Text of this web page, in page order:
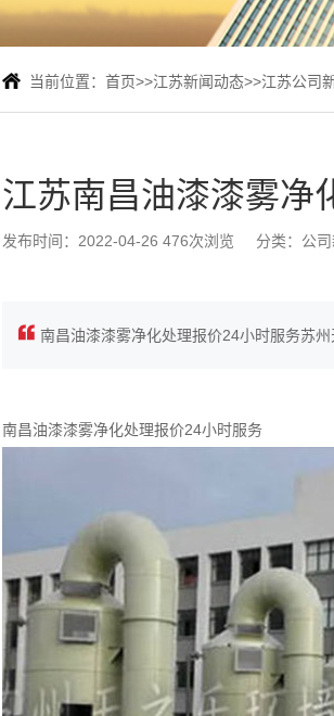
当前位置： 首页>>江苏新闻动态>>江苏公司
江苏南昌油漆漆雾净
发布时间：2022-04-26 476次浏览 分类：公司
南昌油漆漆雾净化处理报价24小时服务苏
南昌油漆漆雾净化处理报价24小时服务